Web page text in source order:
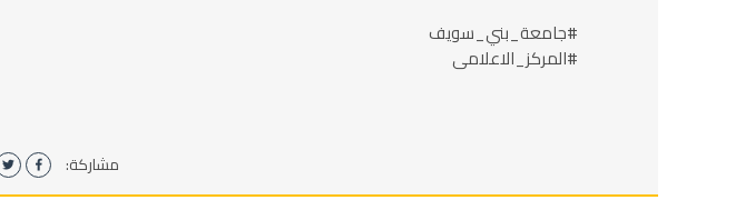
#جامعة_بني_سويف
#المركز_الاعلامى
مشاركة: